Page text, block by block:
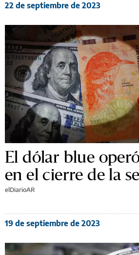
22 de septiembre de 2023
El dólar blue
en el cierre de la
elDiarioAR
19 de septiembre de 2023